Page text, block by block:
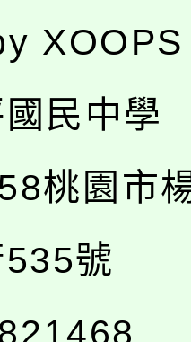
XOOPS
民中學
桃園市
號